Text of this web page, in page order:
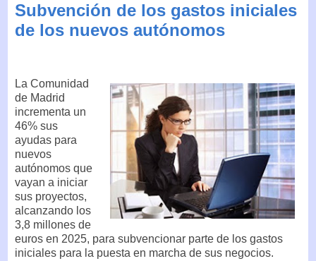
Subvención de los gastos iniciales
de los nuevos autónomos
La Comunidad
de Madrid
incrementa un
46% sus
ayudas para
nuevos
autónomos que
vayan a iniciar
sus proyectos,
alcanzando los
3,8 millones de
euros en 2025, para subvencionar parte de los gastos
iniciales para la puesta en marcha de sus negocios.